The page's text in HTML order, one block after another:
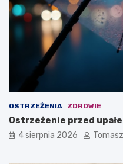
OSTRZEŻENIA ZDROWIE
Ostrzeżenie przed
4 sierpnia 2026